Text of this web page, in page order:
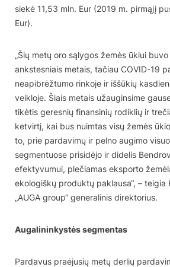
siekė 11,53 mln. Eur (2019 m. pirmąjį
Eur).
„Šių metų oro sąlygos žemės ūkiui
ankstesniais metais, tačiau COVID-19
neapibrėžtumo rinkoje ir iššūkių
veikloje. Šiais metais užauginsime
tikėtis geresnių finansinių rodiklių ir
ketvirtį, kai bus nuimtas visų žemės
to, prie pardavimų ir pelno augimo
segmentuose prisidėjo ir didelis
efektyvumui, plečiamas eksporto
ekologiškų produktų paklausa“, – teigia
„AUGA group“ generalinis direktorius.
Augalininkystės segmentas
Pardavus praėjusių metų derlių